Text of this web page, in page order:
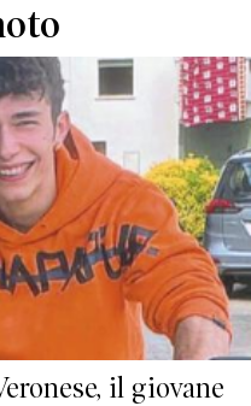
il giovane